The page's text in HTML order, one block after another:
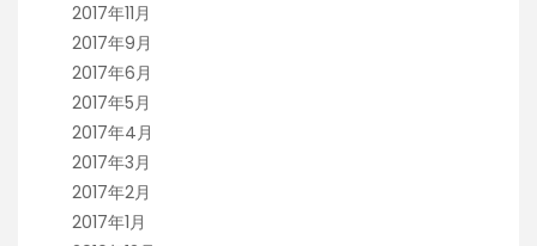
2017年11月
2017年9月
2017年6月
2017年5月
2017年4月
2017年3月
2017年2月
2017年1月